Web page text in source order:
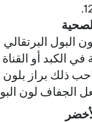
البول
الكبد أو القناة
ذلك براز بلون
الجفاف لون